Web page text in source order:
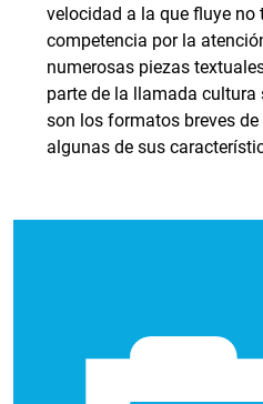
velocidad a la que fluye no
competencia por la
numerosas piezas
parte de la llamada cultura
son los formatos breves
algunas de sus